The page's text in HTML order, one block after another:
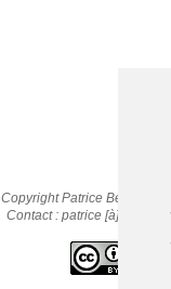
Copyright Patrice Bernard ©
Contact : patrice [à]